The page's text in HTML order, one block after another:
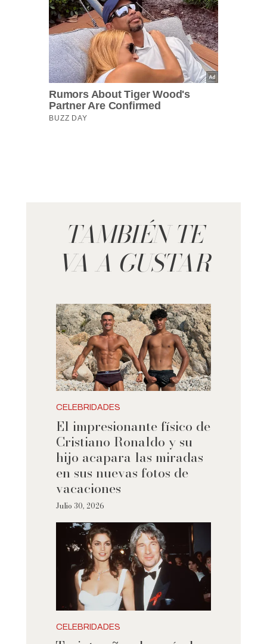
TAMBIÉN TE
VA A GUSTAR
CELEBRIDADES
El impresionante físico de
Cristiano Ronaldo y su
hijo acapara las miradas
en sus nuevas fotos de
vacaciones
Julio 30, 2026
CELEBRIDADES